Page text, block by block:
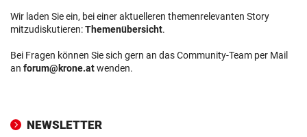
Wir laden Sie ein, bei einer aktuelleren themenrelevanten Story
mitzudiskutieren:Themenübersicht.
Bei Fragen können Sie sich gern an das Community-Team per Mail
an forum@krone.atwenden.
NEWSLETTER